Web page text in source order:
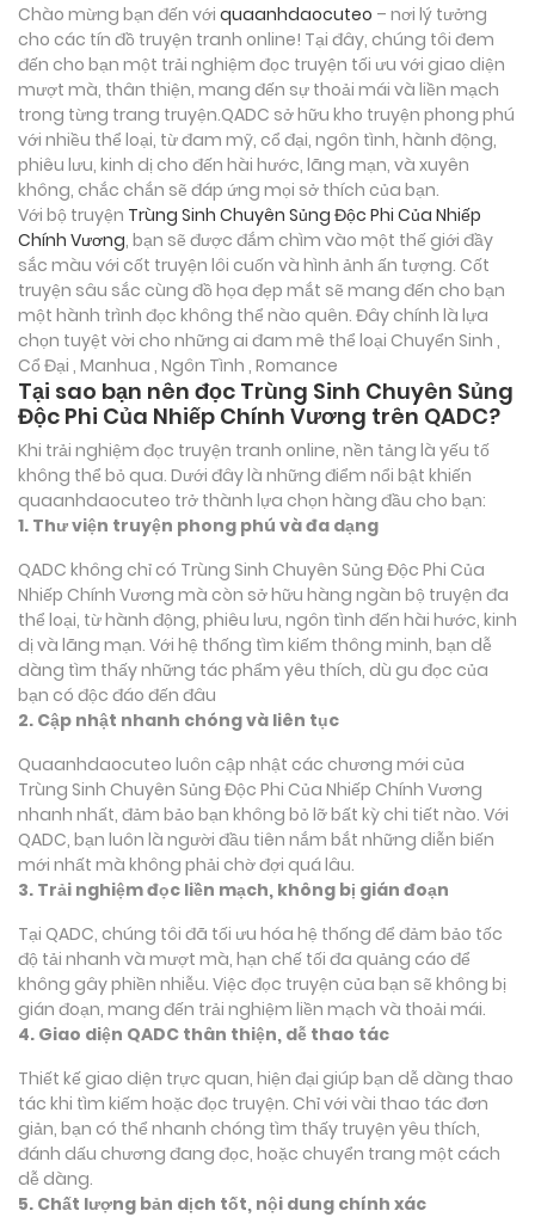
Chào mừng bạn đến với quaanhdaocuteo – nơi lý tưởng
cho các tín đồ truyện tranh online! Tại đây, chúng tôi đem
đến cho bạn một trải nghiệm đọc truyện tối ưu với giao diện
mượt mà, thân thiện, mang đến sự thoải mái và liền mạch
trong từng trang truyện.QADC sở hữu kho truyện phong phú
với nhiều thể loại, từ đam mỹ, cổ đại, ngôn tình, hành động,
phiêu lưu, kinh dị cho đến hài hước, lãng mạn, và xuyên
không, chắc chắn sẽ đáp ứng mọi sở thích của bạn.
Với bộ truyện Trùng Sinh Chuyên Sủng Độc Phi Của Nhiếp
Chính Vương, bạn sẽ được đắm chìm vào một thế giới đầy
sắc màu với cốt truyện lôi cuốn và hình ảnh ấn tượng. Cốt
truyện sâu sắc cùng đồ họa đẹp mắt sẽ mang đến cho bạn
một hành trình đọc không thể nào quên. Đây chính là lựa
chọn tuyệt vời cho những ai đam mê thể loại Chuyển Sinh ,
Cổ Đại , Manhua , Ngôn Tình , Romance
Tại sao bạn nên đọc Trùng Sinh Chuyên Sủng
Độc Phi Của Nhiếp Chính Vương trên QADC?
Khi trải nghiệm đọc truyện tranh online, nền tảng là yếu tố
không thể bỏ qua. Dưới đây là những điểm nổi bật khiến
quaanhdaocuteo trở thành lựa chọn hàng đầu cho bạn:
1. Thư viện truyện phong phú và đa dạng
QADC không chỉ có Trùng Sinh Chuyên Sủng Độc Phi Của
Nhiếp Chính Vương mà còn sở hữu hàng ngàn bộ truyện đa
thể loại, từ hành động, phiêu lưu, ngôn tình đến hài hước, kinh
dị và lãng mạn. Với hệ thống tìm kiếm thông minh, bạn dễ
dàng tìm thấy những tác phẩm yêu thích, dù gu đọc của
bạn có độc đáo đến đâu
2. Cập nhật nhanh chóng và liên tục
Quaanhdaocuteo luôn cập nhật các chương mới của
Trùng Sinh Chuyên Sủng Độc Phi Của Nhiếp Chính Vương
nhanh nhất, đảm bảo bạn không bỏ lỡ bất kỳ chi tiết nào. Với
QADC, bạn luôn là người đầu tiên nắm bắt những diễn biến
mới nhất mà không phải chờ đợi quá lâu.
3. Trải nghiệm đọc liền mạch, không bị gián đoạn
Tại QADC, chúng tôi đã tối ưu hóa hệ thống để đảm bảo tốc
độ tải nhanh và mượt mà, hạn chế tối đa quảng cáo để
không gây phiền nhiễu. Việc đọc truyện của bạn sẽ không bị
gián đoạn, mang đến trải nghiệm liền mạch và thoải mái.
4. Giao diện QADC thân thiện, dễ thao tác
Thiết kế giao diện trực quan, hiện đại giúp bạn dễ dàng thao
tác khi tìm kiếm hoặc đọc truyện. Chỉ với vài thao tác đơn
giản, bạn có thể nhanh chóng tìm thấy truyện yêu thích,
đánh dấu chương đang đọc, hoặc chuyển trang một cách
dễ dàng.
5. Chất lượng bản dịch tốt, nội dung chính xác